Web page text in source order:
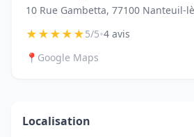
10 Rue Gambetta, 77100 Nanteuil-
★★★★★5/5•4 avis
📍 Google Maps
Localisation